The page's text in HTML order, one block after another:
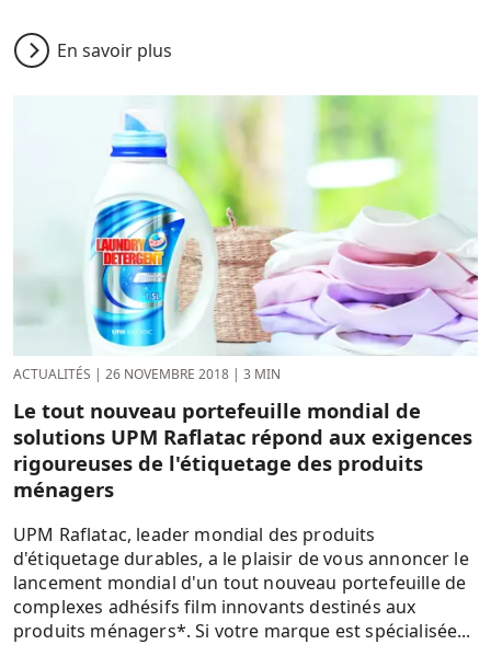
En savoir plus
ACTUALITÉS 26 NOVEMBRE 2018 3 MIN
Le tout nouveau portefeuille mondial de
solutions UPM Raflatac répond aux exigences
rigoureuses de l'étiquetage des produits
ménagers
UPM Raflatac, leader mondial des produits
d'étiquetage durables, a le plaisir de vous annoncer le
lancement mondial d'un tout nouveau portefeuille de
complexes adhésifs film innovants destinés aux
produits ménagers*. Si votre marque est spécialisée...